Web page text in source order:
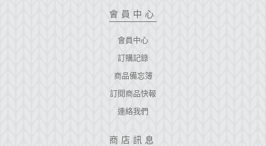
會員中心
會員中心
訂購記錄
商品備忘簿
訂閱商品快報
連絡我們
商店訊息